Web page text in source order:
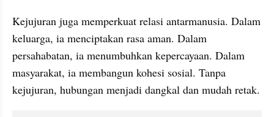
Kejujuran juga memperkuat relasi antarmanusia. Dalam
keluarga, ia menciptakan rasa aman. Dalam
persahabatan, ia menumbuhkan kepercayaan. Dalam
masyarakat, ia membangun kohesi sosial. Tanpa
kejujuran, hubungan menjadi dangkal dan mudah retak.